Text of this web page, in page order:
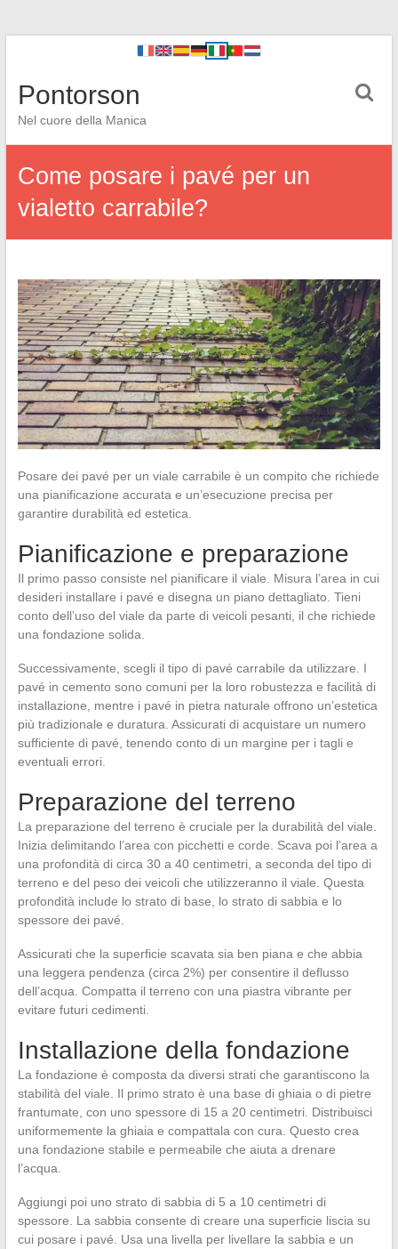
Pontorson
Nel cuore della Manica
Come posare i pavé per un
vialetto carrabile?
Posare dei pavé per un viale carrabile è un compito che richiede
una pianificazione accurata e un’esecuzione precisa per
garantire durabilità ed estetica.
Pianificazione e preparazione
Il primo passo consiste nel pianificare il viale. Misura l’area in cui
desideri installare i pavé e disegna un piano dettagliato. Tieni
conto dell’uso del viale da parte di veicoli pesanti, il che richiede
una fondazione solida.
Successivamente, scegli il tipo di pavé carrabile da utilizzare. I
pavé in cemento sono comuni per la loro robustezza e facilità di
installazione, mentre i pavé in pietra naturale offrono un’estetica
più tradizionale e duratura. Assicurati di acquistare un numero
sufficiente di pavé, tenendo conto di un margine per i tagli e
eventuali errori.
Preparazione del terreno
La preparazione del terreno è cruciale per la durabilità del viale.
Inizia delimitando l’area con picchetti e corde. Scava poi l’area a
una profondità di circa 30 a 40 centimetri, a seconda del tipo di
terreno e del peso dei veicoli che utilizzeranno il viale. Questa
profondità include lo strato di base, lo strato di sabbia e lo
spessore dei pavé.
Assicurati che la superficie scavata sia ben piana e che abbia
una leggera pendenza (circa 2%) per consentire il deflusso
dell’acqua. Compatta il terreno con una piastra vibrante per
evitare futuri cedimenti.
Installazione della fondazione
La fondazione è composta da diversi strati che garantiscono la
stabilità del viale. Il primo strato è una base di ghiaia o di pietre
frantumate, con uno spessore di 15 a 20 centimetri. Distribuisci
uniformemente la ghiaia e compattala con cura. Questo crea
una fondazione stabile e permeabile che aiuta a drenare
l’acqua.
Aggiungi poi uno strato di sabbia di 5 a 10 centimetri di
spessore. La sabbia consente di creare una superficie liscia su
cui posare i pavé. Usa una livella per livellare la sabbia e un